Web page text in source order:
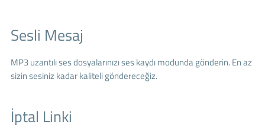
Sesli Mesaj
MP3 uzantılı ses dosyalarınızı ses kaydı modunda gönderin. En az
sizin sesiniz kadar kaliteli göndereceğiz.
İptal Linki